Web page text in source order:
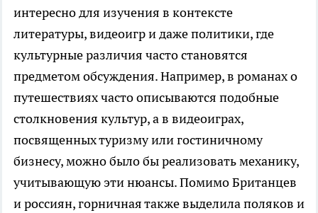
интересно для изучения в контексте
литературы, видеоигр и даже политики, где
культурные различия часто становятся
предметом обсуждения. Например, в романах о
путешествиях часто описываются подобные
столкновения культур, а в видеоиграх,
посвященных туризму или гостиничному
бизнесу, можно было бы реализовать механику,
учитывающую эти нюансы. Помимо Британцев
и россиян, горничная также выделила поляков и